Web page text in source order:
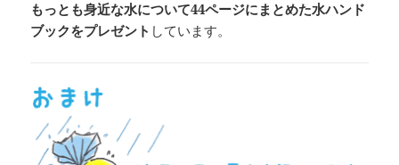
もっとも身近な水について44ページにまとめた水ハンド
ブックをプレゼント しています。